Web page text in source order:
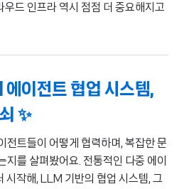
드 인프라 역시 점점 더 중요해지고
이전트 협업 시스템,
✨
전트들이 어떻게 협력하며, 복잡한 문
지를 살펴봤어요. 전통적인 다중 에이
시작해, LLM 기반의 협업 시스템, 그